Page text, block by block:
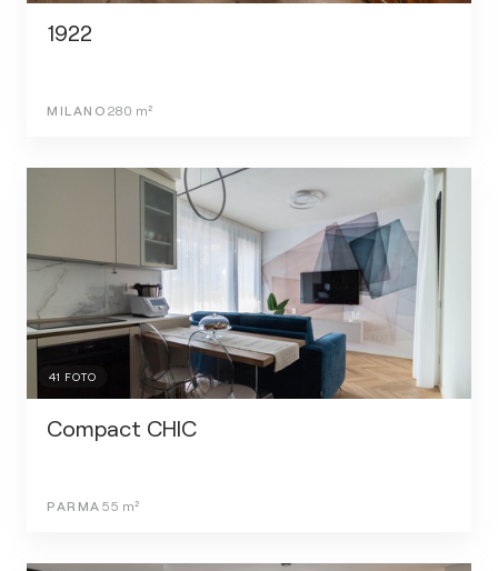
1922
MILANO 280 m²
41 FOTO
Compact CHIC
PARMA 55 m²